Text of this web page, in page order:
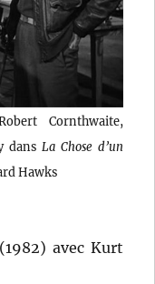
Cornthwaite,
dans La Chose d’un
Hawks
avec Kurt